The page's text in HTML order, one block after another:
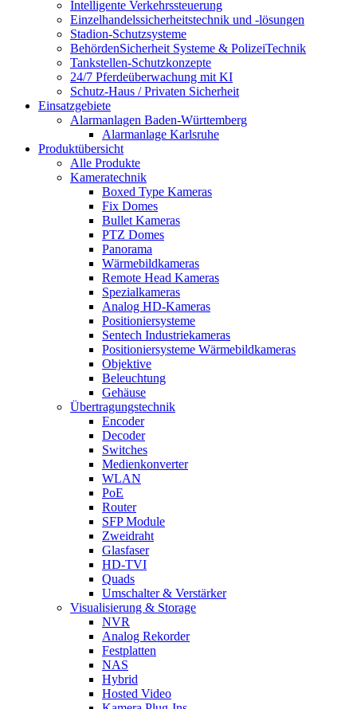
Intelligente Verkehrssteuerung
Einzelhandelssicherheitstechnik und -lösungen
Stadion-Schutzsysteme
BehördenSicherheit Systeme & PolizeiTechnik
Tankstellen-Schutzkonzepte​
24/7 Pferdeüberwachung mit KI
Schutz-Haus / Privaten Sicherheit
Einsatzgebiete
Alarmanlagen Baden-Württemberg
Alarmanlage Karlsruhe
Produktübersicht
Alle Produkte
Kameratechnik
Boxed Type Kameras
Fix Domes
Bullet Kameras
PTZ Domes
Panorama
Wärmebildkameras
Remote Head Kameras
Spezialkameras
Analog HD-Kameras
Positioniersysteme
Sentech Industriekameras
Positioniersysteme Wärmebildkameras
Objektive
Beleuchtung
Gehäuse
Übertragungstechnik
Encoder
Decoder
Switches
Medienkonverter
WLAN
PoE
Router
SFP Module
Zweidraht
Glasfaser
HD-TVI
Quads
Umschalter & Verstärker
Visualisierung & Storage
NVR
Analog Rekorder
Festplatten
NAS
Hybrid
Hosted Video